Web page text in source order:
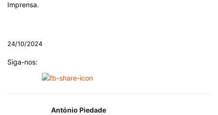
Imprensa.
24/10/2024
Siga-nos:
António Piedade